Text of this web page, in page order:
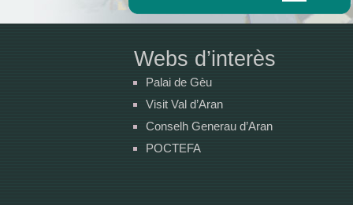
Webs d’interès
Palai de Gèu
Visit Val d’Aran
Conselh Generau d’Aran
POCTEFA